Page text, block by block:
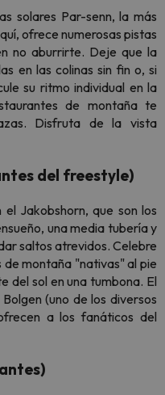
solares Par-senn, la más
ofrece numerosas pistas
no aburrirte. Deje que la
en las colinas sin fin o, si
su ritmo individual en la
de montaña te
Disfruta de la vista
del freestyle)
Jakobshorn, que son los
una media tubería y
saltos atrevidos. Celebre
montaña "nativas" al pie
del sol en una tumbona. El
(uno de los diversos
a los fanáticos del